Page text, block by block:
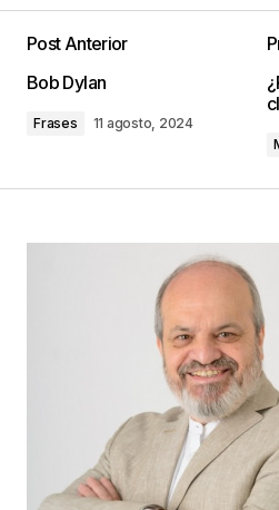
publicada.
Los campos
*
Guarda mi nombre,
este navegador para la
comente.
Post Anterior
Bob Dylan
Frases 11 agosto, 2024